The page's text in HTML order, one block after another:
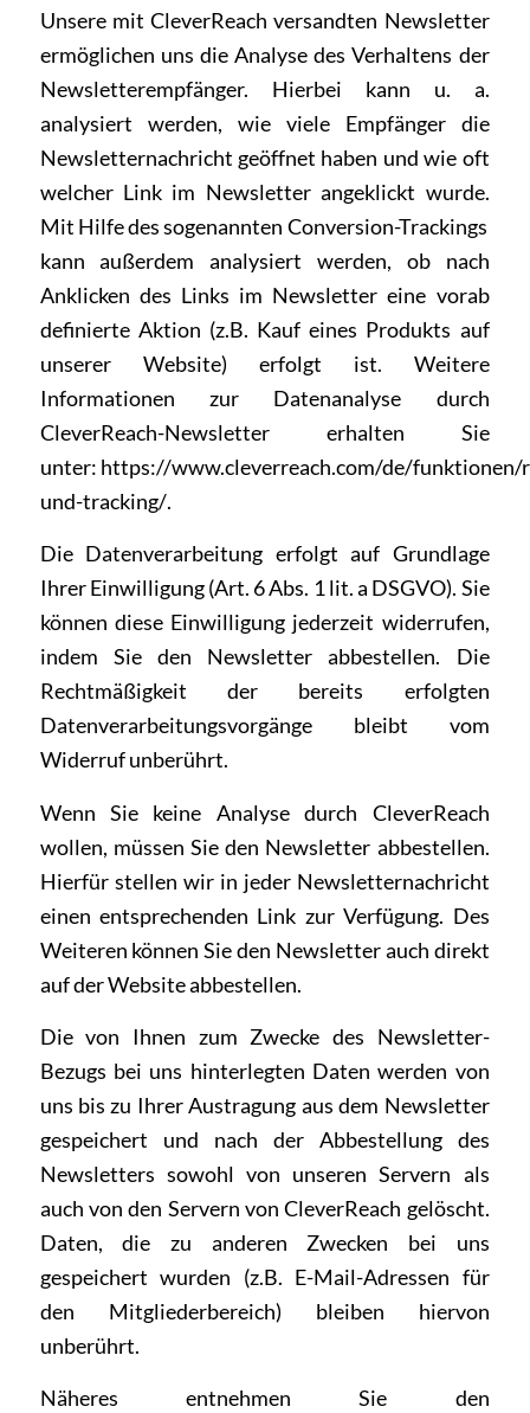
Unsere mit CleverReach versandten Newsletter
ermöglichen uns die Analyse des Verhaltens der
Newsletterempfänger. Hierbei kann u. a.
analysiert werden, wie viele Empfänger die
Newsletternachricht geöffnet haben und wie oft
welcher Link im Newsletter angeklickt wurde.
Mit Hilfe des sogenannten Conversion-Trackings
kann außerdem analysiert werden, ob nach
Anklicken des Links im Newsletter eine vorab
definierte Aktion (z.B. Kauf eines Produkts auf
unserer Website) erfolgt ist. Weitere
Informationen zur Datenanalyse durch
CleverReach-Newsletter erhalten Sie
unter: https://www.cleverreach.com/de/funktionen/
und-tracking/.
Die Datenverarbeitung erfolgt auf Grundlage
Ihrer Einwilligung (Art. 6 Abs. 1 lit. a DSGVO). Sie
können diese Einwilligung jederzeit widerrufen,
indem Sie den Newsletter abbestellen. Die
Rechtmäßigkeit der bereits erfolgten
Datenverarbeitungsvorgänge bleibt vom
Widerruf unberührt.
Wenn Sie keine Analyse durch CleverReach
wollen, müssen Sie den Newsletter abbestellen.
Hierfür stellen wir in jeder Newsletternachricht
einen entsprechenden Link zur Verfügung. Des
Weiteren können Sie den Newsletter auch direkt
auf der Website abbestellen.
Die von Ihnen zum Zwecke des Newsletter-
Bezugs bei uns hinterlegten Daten werden von
uns bis zu Ihrer Austragung aus dem Newsletter
gespeichert und nach der Abbestellung des
Newsletters sowohl von unseren Servern als
auch von den Servern von CleverReach gelöscht.
Daten, die zu anderen Zwecken bei uns
gespeichert wurden (z.B. E-Mail-Adressen für
den Mitgliederbereich) bleiben hiervon
unberührt.
Näheres entnehmen Sie den